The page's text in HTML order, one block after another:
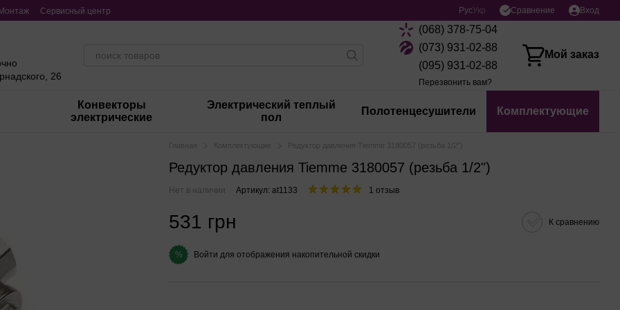
Монтаж Сервисный центр РусУкр Сравнение Вход
26
(068) 378-75-04
(073) 931-02-88
(095) 931-02-88
Перезвонить вам?
Мой заказ
Конвекторы
электрические
Электрический теплый
пол
Полотенцесушители Комплектующие
Главная Комплектующие Редуктор давления Tiemme 3180057 (резьба 1/2")
Редуктор давления Tiemme 3180057 (резьба 1/2")
Нет в наличии Артикул: at1133 1 отзыв
531 грн К сравнению
% Войти для отображения накопительной скидки